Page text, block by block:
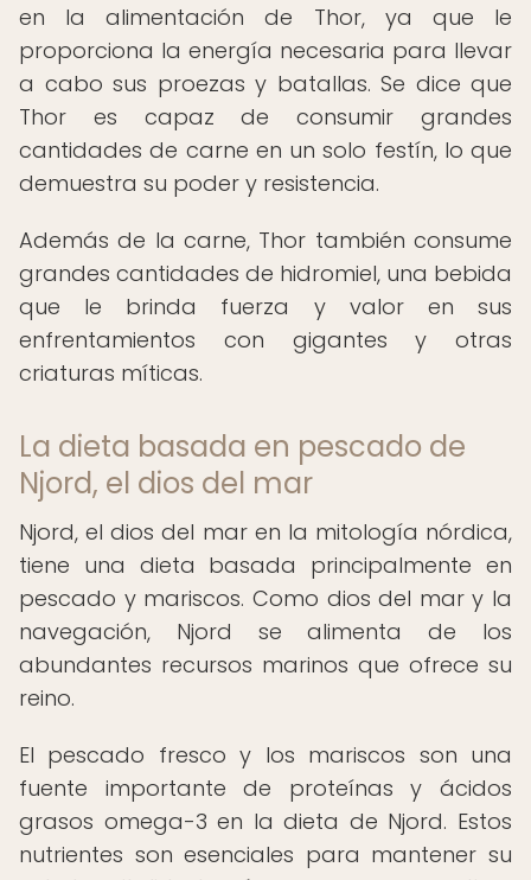
en la alimentación de Thor, ya que le
proporciona la energía necesaria para llevar
a cabo sus proezas y batallas. Se dice que
Thor es capaz de consumir grandes
cantidades de carne en un solo festín, lo que
demuestra su poder y resistencia.
Además de la carne, Thor también consume
grandes cantidades de hidromiel, una bebida
que le brinda fuerza y valor en sus
enfrentamientos con gigantes y otras
criaturas míticas.
La dieta basada en pescado de
Njord, el dios del mar
Njord, el dios del mar en la mitología nórdica,
tiene una dieta basada principalmente en
pescado y mariscos. Como dios del mar y la
navegación, Njord se alimenta de los
abundantes recursos marinos que ofrece su
reino.
El pescado fresco y los mariscos son una
fuente importante de proteínas y ácidos
grasos omega-3 en la dieta de Njord. Estos
nutrientes son esenciales para mantener su